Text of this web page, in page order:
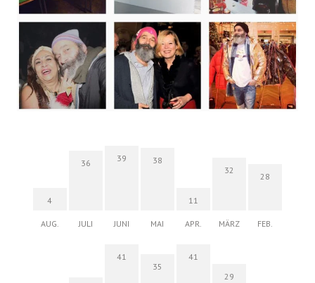
4
AUG.
36
JULI
39
JUNI
38
MAI
11
APR.
32
MÄRZ
28
FEB.
41
35
41
29